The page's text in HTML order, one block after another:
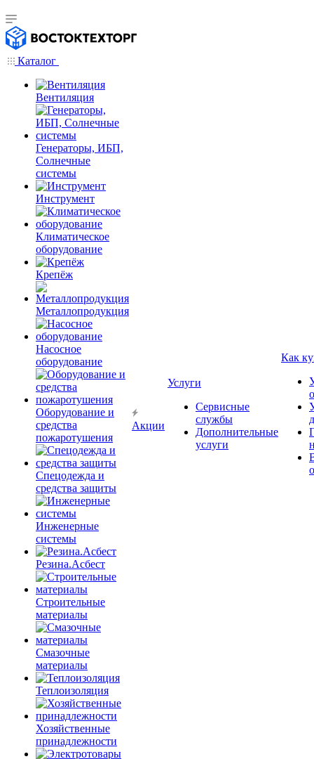
Каталог
Вентиляция
Генераторы, ИБП,
Солнечные
системы
Инструмент
Климатическое
оборудование
Крепёж
Металлопродукция
Насосное
оборудование
Оборудование и
средства
пожаротушения
Спецодежда и
средства защиты
Инженерные
системы
Резина.Асбест
Строительные
материалы
Смазочные
материалы
Теплоизоляция
Хозяйственные
принадлежности
Акции
Услуги
Сервисные
службы
Дополнительные
услуги
Как